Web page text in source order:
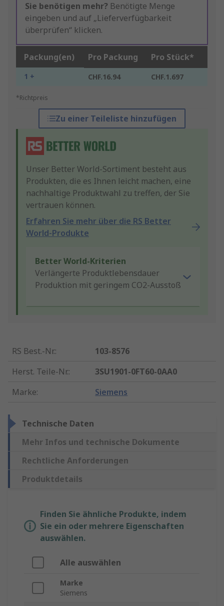
Sie benötigen mehr? Benötigte Menge
eingeben und auf „Lieferverfügbarkeit
überprüfen“ klicken.
Packung(en) Pro Packung Pro Stück*
1 + CHF.16.94 CHF.1.697
*Richtpreis
Zu einer Teileliste hinzufügen
Unser Better World-Sortiment besteht aus
Produkten, die es Ihnen leicht machen, eine
nachhaltige Produktwahl zu treffen, der Sie
vertrauen können.
Erfahren Sie mehr über die RS Better
World-Produkte
Better World-Kriterien
Verlängerte Produktlebensdauer
Produktion mit geringem CO2-Ausstoß
RS Best.-Nr.:
103-8576
Herst. Teile-Nr.:
3SU1901-0FT60-0AA0
Marke: Siemens
Technische Daten
Mehr Infos und technische Dokumente
Rechtliche Anforderungen
Produktdetails
Finden Sie ähnliche Produkte, indem
Sie ein oder mehrere Eigenschaften
auswählen.
Alle auswählen
Marke
Siemens